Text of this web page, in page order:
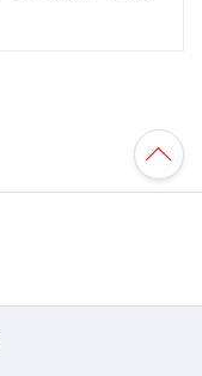
TO
P
へ